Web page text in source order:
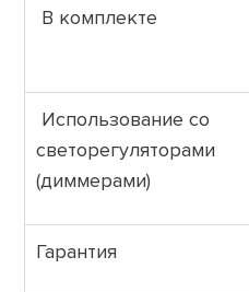
В комплекте
Использование со
светорегуляторами
(диммерами)
Гарантия